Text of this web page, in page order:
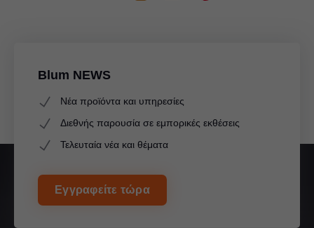
Blum NEWS
Νέα προϊόντα και υπηρεσίες
Διεθνής παρουσία σε εμπορικές εκθέσεις
Τελευταία νέα και θέματα
Εγγραφείτε τώρα